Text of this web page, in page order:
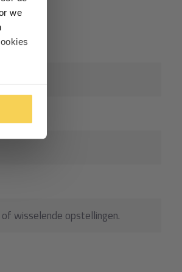
we
wisselende opstellingen.